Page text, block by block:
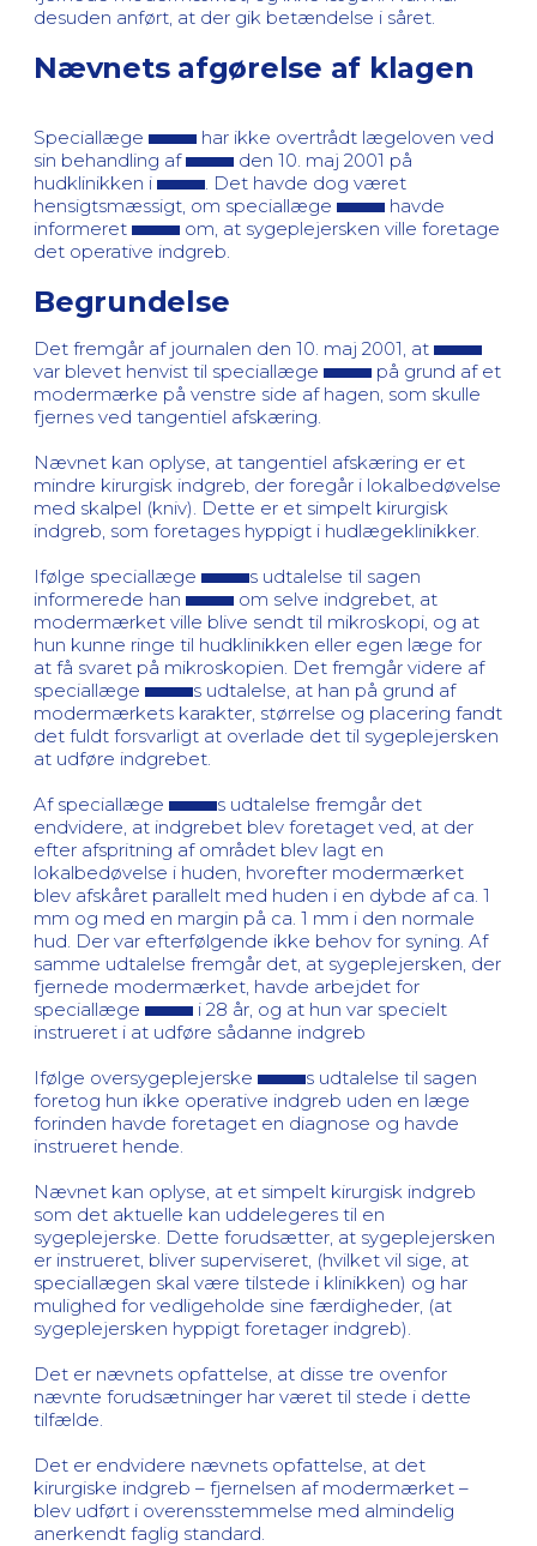
desuden anført, at der gik betændelse i såret.
Nævnets afgørelse af klagen
Speciallæge
har ikke overtrådt lægeloven ved
sin behandling af
den 10. maj 2001 på
hudklinikken i
. Det havde dog været
hensigtsmæssigt, om speciallæge
havde
informeret
om, at sygeplejersken ville foretage
det operative indgreb.
Begrundelse
Det fremgår af journalen den 10. maj 2001, at
var blevet henvist til speciallæge
på grund af et
modermærke på venstre side af hagen, som skulle
fjernes ved tangentiel afskæring.
Nævnet kan oplyse, at tangentiel afskæring er et
mindre kirurgisk indgreb, der foregår i lokalbedøvelse
med skalpel (kniv). Dette er et simpelt kirurgisk
indgreb, som foretages hyppigt i hudlægeklinikker.
Ifølge speciallæge
s udtalelse til sagen
informerede han
om selve indgrebet, at
modermærket ville blive sendt til mikroskopi, og at
hun kunne ringe til hudklinikken eller egen læge for
at få svaret på mikroskopien. Det fremgår videre af
speciallæge
s udtalelse, at han på grund af
modermærkets karakter, størrelse og placering fandt
det fuldt forsvarligt at overlade det til sygeplejersken
at udføre indgrebet.
Af speciallæge
s udtalelse fremgår det
endvidere, at indgrebet blev foretaget ved, at der
efter afspritning af området blev lagt en
lokalbedøvelse i huden, hvorefter modermærket
blev afskåret parallelt med huden i en dybde af ca. 1
mm og med en margin på ca. 1 mm i den normale
hud. Der var efterfølgende ikke behov for syning. Af
samme udtalelse fremgår det, at sygeplejersken, der
fjernede modermærket, havde arbejdet for
speciallæge
i 28 år, og at hun var specielt
instrueret i at udføre sådanne indgreb
Ifølge oversygeplejerske
s udtalelse til sagen
foretog hun ikke operative indgreb uden en læge
forinden havde foretaget en diagnose og havde
instrueret hende.
Nævnet kan oplyse, at et simpelt kirurgisk indgreb
som det aktuelle kan uddelegeres til en
sygeplejerske. Dette forudsætter, at sygeplejersken
er instrueret, bliver superviseret, (hvilket vil sige, at
speciallægen skal være tilstede i klinikken) og har
mulighed for vedligeholde sine færdigheder, (at
sygeplejersken hyppigt foretager indgreb).
Det er nævnets opfattelse, at disse tre ovenfor
nævnte forudsætninger har været til stede i dette
tilfælde.
Det er endvidere nævnets opfattelse, at det
kirurgiske indgreb – fjernelsen af modermærket –
blev udført i overensstemmelse med almindelig
anerkendt faglig standard.